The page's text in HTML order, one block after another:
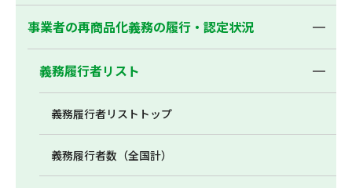
事業者の再商品化義務の履行・認定状況
義務履行者リスト
義務履行者リストトップ
義務履行者数（全国計）